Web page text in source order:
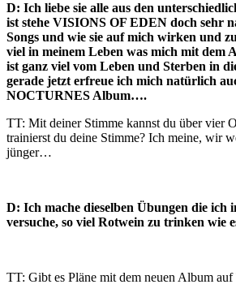
D: Ich liebe sie alle aus den
ist stehe VISIONS OF EDEN doch sehr
Songs und wie sie auf mich wirken und
viel in meinem Leben was mich mit
ist ganz viel vom Leben und Sterben in
gerade jetzt erfreue ich mich natürlich
NOCTURNES Album….
TT: Mit deiner Stimme kannst du über vier
trainierst du deine Stimme? Ich meine, wir
jünger…
D: Ich mache dieselben Übungen die ich
versuche, so viel Rotwein zu trinken wie
TT: Gibt es Pläne mit dem neuen Album auf